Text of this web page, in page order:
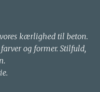
kærlighed til beton.
og former. Stilfuld,